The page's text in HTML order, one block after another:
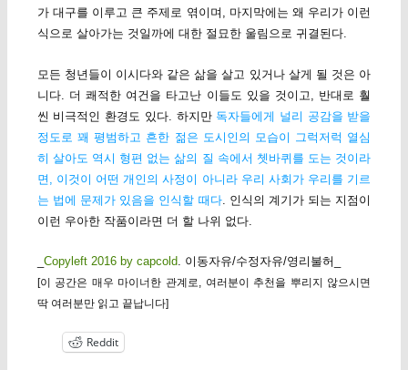
가 대구를 이루고 큰 주제로 엮이며, 마지막에는 왜 우리가 이런
식으로 살아가는 것일까에 대한 절묘한 울림으로 귀결된다.
모든 청년들이 이시다와 같은 삶을 살고 있거나 살게 될 것은 아
니다. 더 쾌적한 여건을 타고난 이들도 있을 것이고, 반대로 훨
씬 비극적인 환경도 있다. 하지만 독자들에게 널리 공감을 받을
정도로 꽤 평범하고 흔한 젊은 도시인의 모습이 그럭저럭 열심
히 살아도 역시 형편 없는 삶의 질 속에서 쳇바퀴를 도는 것이라
면, 이것이 어떤 개인의 사정이 아니라 우리 사회가 우리를 기르
는 법에 문제가 있음을 인식할 때다. 인식의 계기가 되는 지점이
이런 우아한 작품이라면 더 할 나위 없다.
Copyleft 2016 by capcold. 이동자유/수정자유/영리불허_
[이 공간은 매우 마이너한 관계로, 여러분이 추천을 뿌리지 않으시면
딱 여러분만 읽고 끝납니다]
Reddit